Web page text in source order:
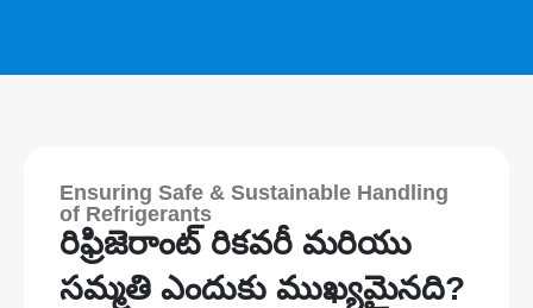
Ensuring Safe & Sustainable Handling
of Refrigerants
రిఫ్రిజెరాంట్ రికవరీ మరియు
సమ్మతి ఎందుకు ముఖ్యమైనది?